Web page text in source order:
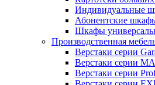
Индивидуальные
Абонентские
Шкафы
Производственная
Верстаки серии
Верстаки серии
Верстаки серии